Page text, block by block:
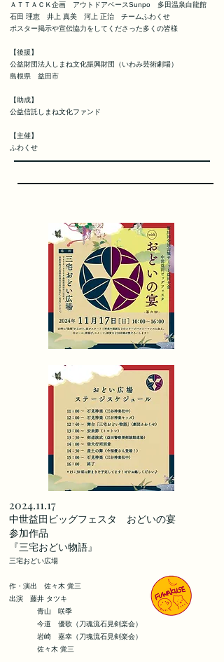
ＡＴＴＡＣＫ企画 アウトドアベースSunpo 多田温泉白龍館
石田 理恵 井上 真美 河上 正治 チームふわくせ
ポスター掲示や宣伝協力をしてくださった多くの皆様
【後援】
公益財団法人しまね文化振興財団（いわみ芸術劇場）
島根県 益田市
【助成】
公益信託しまね文化ファンド
【主催】
ふわくせ
2024.11.17
​中世益田ビッグフェスタ おどいの宴
参加作品
​『三宅おどい物語』
​三宅おどい広場​
作・演出 佐々木 覚三
出演 藤井 タツキ
青山 咲季
今道 優歌（刀魂流石見剣楽会）
​ 岩崎 嘉幸（刀魂流石見剣楽会）
​ 佐々木 覚三